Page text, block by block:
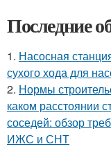
Последние
1. Насосная
сухого хода для
2. Нормы
каком расстоянии
соседей: обзор
ИЖС и СНТ